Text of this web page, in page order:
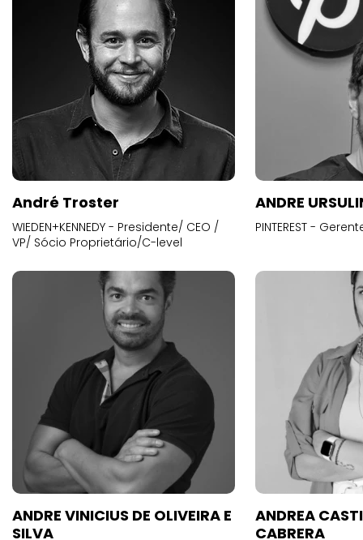
André Troster
WIEDEN+KENNEDY - Presidente/ CEO /
VP/ Sócio Proprietário/C-level
ANDRE
PINTEREST -
ANDRE VINICIUS DE OLIVEIRA E
SILVA
ANDREA
CABRERA